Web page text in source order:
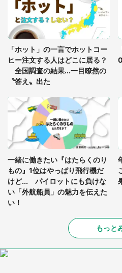
ードル高い」
あまりにも四角す
座布団だろ」「食パ
「ホット」の一言でホットコー
ヒー注文する人はどこに居る？
全国調査の結果...一目瞭然の
〝答え〟出た
一緒に働きたい『はたらくのり
もの』1位はやっぱり飛行機だ
けど... パイロットにも負けな
い「外航船員」の魅力を伝えた
い！
もっと